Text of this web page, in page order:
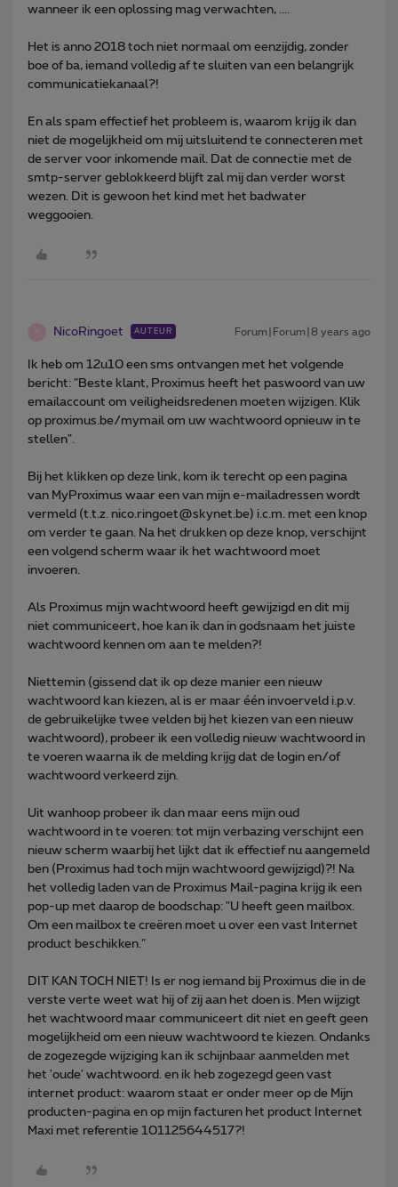
wanneer ik een oplossing mag verwachten, ....
Het is anno 2018 toch niet normaal om eenzijdig, zonder
boe of ba, iemand volledig af te sluiten van een belangrijk
communicatiekanaal?!
En als spam effectief het probleem is, waarom krijg ik dan
niet de mogelijkheid om mij uitsluitend te connecteren met
de server voor inkomende mail. Dat de connectie met de
smtp-server geblokkeerd blijft zal mij dan verder worst
wezen. Dit is gewoon het kind met het badwater
weggooien.
NicoRingoet AUTEUR Forum|Forum|8 years ago
Ik heb om 12u10 een sms ontvangen met het volgende
bericht: "Beste klant, Proximus heeft het paswoord van uw
emailaccount om veiligheidsredenen moeten wijzigen. Klik
op proximus.be/mymail om uw wachtwoord opnieuw in te
stellen".
Bij het klikken op deze link, kom ik terecht op een pagina
van MyProximus waar een van mijn e-mailadressen wordt
vermeld (t.t.z. nico.ringoet@skynet.be) i.c.m. met een knop
om verder te gaan. Na het drukken op deze knop, verschijnt
een volgend scherm waar ik het wachtwoord moet
invoeren.
Als Proximus mijn wachtwoord heeft gewijzigd en dit mij
niet communiceert, hoe kan ik dan in godsnaam het juiste
wachtwoord kennen om aan te melden?!
Niettemin (gissend dat ik op deze manier een nieuw
wachtwoord kan kiezen, al is er maar één invoerveld i.p.v.
de gebruikelijke twee velden bij het kiezen van een nieuw
wachtwoord), probeer ik een volledig nieuw wachtwoord in
te voeren waarna ik de melding krijg dat de login en/of
wachtwoord verkeerd zijn.
Uit wanhoop probeer ik dan maar eens mijn oud
wachtwoord in te voeren: tot mijn verbazing verschijnt een
nieuw scherm waarbij het lijkt dat ik effectief nu aangemeld
ben (Proximus had toch mijn wachtwoord gewijzigd)?! Na
het volledig laden van de Proximus Mail-pagina krijg ik een
pop-up met daarop de boodschap: "U heeft geen mailbox.
Om een mailbox te creëren moet u over een vast Internet
product beschikken."
DIT KAN TOCH NIET! Is er nog iemand bij Proximus die in de
verste verte weet wat hij of zij aan het doen is. Men wijzigt
het wachtwoord maar communiceert dit niet en geeft geen
mogelijkheid om een nieuw wachtwoord te kiezen. Ondanks
de zogezegde wijziging kan ik schijnbaar aanmelden met
het 'oude' wachtwoord. en ik heb zogezegd geen vast
internet product: waarom staat er onder meer op de Mijn
producten-pagina en op mijn facturen het product Internet
Maxi met referentie 101125644517?!